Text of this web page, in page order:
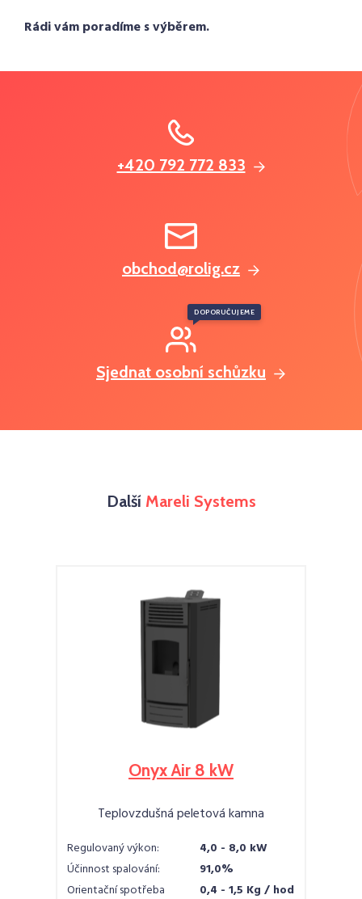
Rádi vám poradíme s výběrem.
+420 792 772 833
obchod@rolig.cz
Sjednat osobní schůzku
DOPORUČUJEME
Další Mareli Systems
Onyx Air 8 kW
Teplovzdušná peletová kamna
Regulovaný výkon:
4,0 - 8,0 kW
Účinnost spalování:
91,0%
Orientační spotřeba
0,4 - 1,5 Kg / hod